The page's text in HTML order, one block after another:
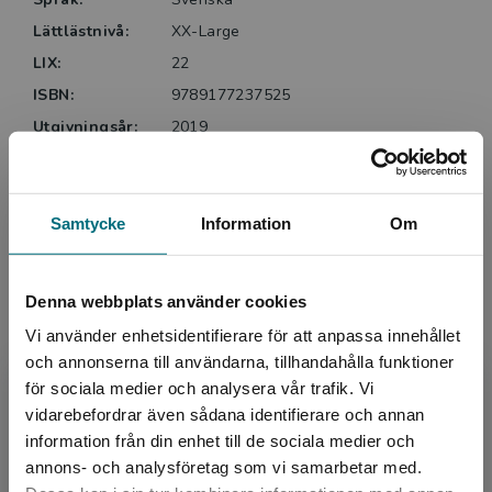
Samtycke Information Om
Denna webbplats använder cookies
Vi använder enhetsidentifierare för att anpassa innehållet
och annonserna till användarna, tillhandahålla funktioner
för sociala medier och analysera vår trafik. Vi
vidarebefordrar även sådana identifierare och annan
information från din enhet till de sociala medier och
annons- och analysföretag som vi samarbetar med.
Begränsad fraktregion
berättelser ger vi ut lättlästa versioner av klassiker
och sagor som är just tidlösa. Tack vare det kan alla
elever oavsett läsförmåga läsa samma berättelse,
Lättlästa böcker från Vilja är ofta något kortare, har
alltid ett lättare språk och ett innehåll anpassat för
Lättlästnivå:
XX-Large
LIX:
22
ISBN:
9789177237525
Utgivningsår:
2019
Upplaga:
Första
Sidantal:
Upphovspersoner